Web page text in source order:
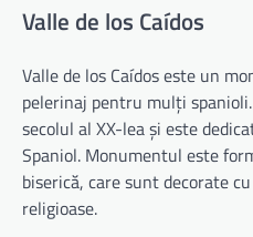
Valle de los Caídos
Valle de los Caídos este un
pelerinaj pentru mulți
secolul al XX-lea și este
Spaniol. Monumentul este
biserică, care sunt decorate
religioase.